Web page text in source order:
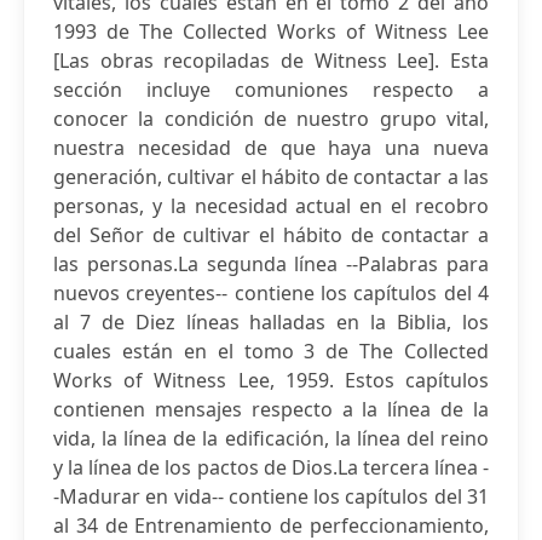
1993 de The Collected Works of Witness Lee
[Las obras recopiladas de Witness Lee]. Esta
sección incluye comuniones respecto a
conocer la condición de nuestro grupo vital,
nuestra necesidad de que haya una nueva
generación, cultivar el hábito de contactar a las
personas, y la necesidad actual en el recobro
del Señor de cultivar el hábito de contactar a
las personas.La segunda línea --Palabras para
nuevos creyentes-- contiene los capítulos del 4
al 7 de Diez líneas halladas en la Biblia, los
cuales están en el tomo 3 de The Collected
Works of Witness Lee, 1959. Estos capítulos
contienen mensajes respecto a la línea de la
vida, la línea de la edificación, la línea del reino
y la línea de los pactos de Dios.La tercera línea -
-Madurar en vida-- contiene los capítulos del 31
al 34 de Entrenamiento de perfeccionamiento,